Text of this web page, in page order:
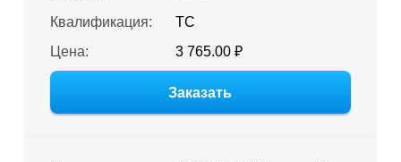
Квалификация:
ТС
Цена:
3 765.00 ₽
Заказать